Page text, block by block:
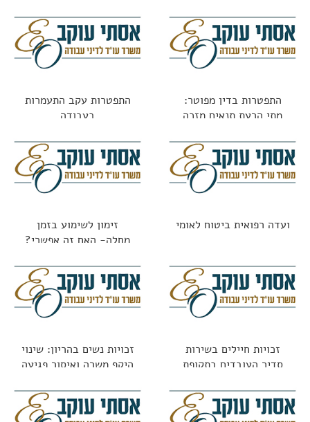
התפטרות בדין מפוטר:
מתי הרעת תנאים מזכה
התפטרות עקב התעמרות
בעבודה
ועדה רפואית ביטוח לאומי
זימון לשימוע בזמן
מחלה- האם זה אפשרי?
זכויות חיילים בשירות
סדיר העובדים בתקופת
זכויות נשים בהריון: שינוי
היקף משרה ואיסור פגיעה